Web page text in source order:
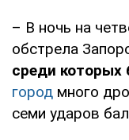
– В ночь на
обстрела
среди которых
город много
семи ударов